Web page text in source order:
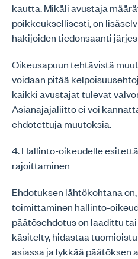
kautta. Mikäli avustaja
poikkeuksellisesti, on
hakijoiden tiedonsaanti
Oikeusapuun tehtävistä
voidaan pitää
kaikki avustajat tulevat
Asianajajaliitto ei voi
ehdotettuja muutoksia.
4. Hallinto-oikeudelle
rajoittaminen
Ehdotuksen lähtökohtana
toimittaminen hallinto-
päätösehdotus on laadittu
käsitelty, hidastaa
asiassa ja lykkää päätöksen